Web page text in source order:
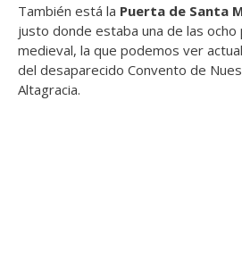
También está la Puerta de Santa
justo donde estaba una de las ocho
medieval, la que podemos ver
del desaparecido Convento de
Altagracia.